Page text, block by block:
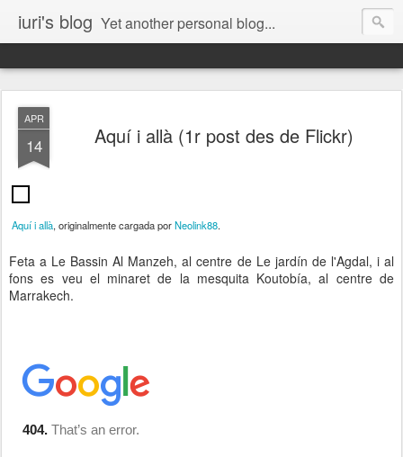
iuri's blog Yet another personal blog...
APR
14 Aquí i allà (1r post des de Flickr)
Aquí i allà, originalmente cargada porNeolink88.
Feta a Le Bassin Al Manzeh, al centre de Le jardín de l'Agdal, i al
fons es veu el minaret de la mesquita Koutobía, al centre de
Marrakech.